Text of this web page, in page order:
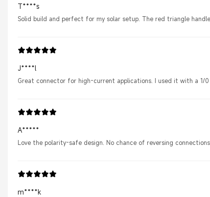
T****s
Solid build and perfect for my solar setup. The red triangle
J****l
Great connector for high-current applications. I used it with a
A*****
Love the polarity-safe design. No chance of reversing
m****k